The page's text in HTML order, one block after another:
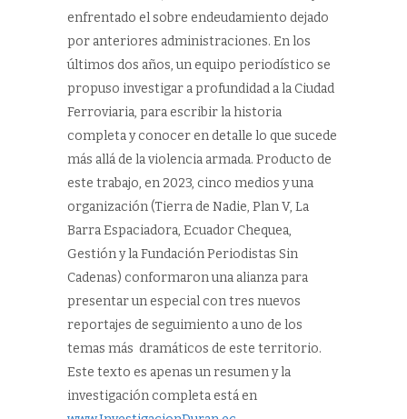
enfrentado el sobre endeudamiento dejado
por anteriores administraciones. En los
últimos dos años, un equipo periodístico se
propuso investigar a profundidad a la Ciudad
Ferroviaria, para escribir la historia
completa y conocer en detalle lo que sucede
más allá de la violencia armada. Producto de
este trabajo, en 2023, cinco medios y una
organización (Tierra de Nadie, Plan V, La
Barra Espaciadora, Ecuador Chequea,
Gestión y la Fundación Periodistas Sin
Cadenas) conformaron una alianza para
presentar un especial con tres nuevos
reportajes de seguimiento a uno de los
temas más dramáticos de este territorio.
Este texto es apenas un resumen y la
investigación completa está en